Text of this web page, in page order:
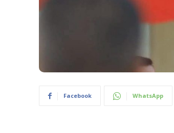
Facebook WhatsApp